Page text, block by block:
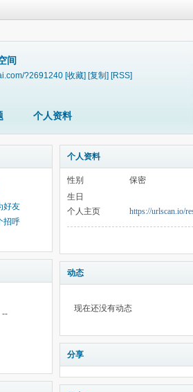
间
?2691240 [收藏] [复制] [RSS]
个人资料
好友
招呼
--
个人资料
性别
保密
生日
个人主页
https://urlscan.io/
动态
现在还没有动态
分享